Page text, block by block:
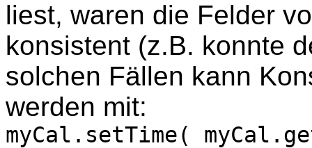
liest, waren die Felder
konsistent (z.B. konnte
solchen Fällen kann
werden mit:
myCal.setTime(